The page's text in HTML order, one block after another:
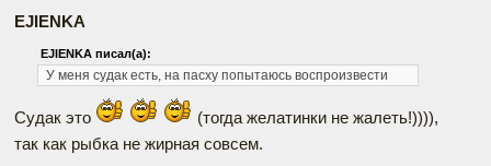
EJIENKA
EJIENKA писал(а):
У меня судак есть, на пасху попытаюсь воспроизвести
Судак это
(тогда желатинки не жалеть!)))),
так как рыбка не жирная совсем.